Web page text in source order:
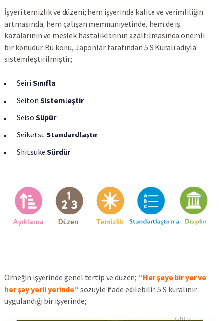
İşyeri temizlik ve düzeni; hem işyerinde kalite ve verimliliğin
artmasında, hem çalışan memnuniyetinde, hem de iş
kazalarının ve meslek hastalıklarının azaltılmasında önemli
bir konudur. Bu konu, Japonlar tarafından 5 S Kuralı adıyla
sistemleştirilmiştir;
Seiri Sınıfla
Seiton Sistemleştir
Seiso Süpür
Seiketsu Standardlaştır
Shitsuke Sürdür
Örneğin işyerinde genel tertip ve düzen; “Her şeye bir yer ve
her şey yerli yerinde” sözüyle ifade edilebilir. 5 S kuralının
uygulandığı bir işyerinde;